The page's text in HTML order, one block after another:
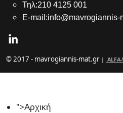
Τηλ:210 4125 001
E-mail:info@mavrogiannis-
© 2017 - mavrogiannis-mat.gr |
">Αρχική